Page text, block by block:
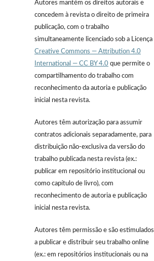
Autores mantém os direitos autorais e
concedem à revista o direito de primeira
publicação, com o trabalho
simultaneamente licenciado sob a Licença
Creative Commons — Attribution 4.0
International — CC BY 4.0 que permite o
compartilhamento do trabalho com
reconhecimento da autoria e publicação
inicial nesta revista.
Autores têm autorização para assumir
contratos adicionais separadamente, para
distribuição não-exclusiva da versão do
trabalho publicada nesta revista (ex.:
publicar em repositório institucional ou
como capítulo de livro), com
reconhecimento de autoria e publicação
inicial nesta revista.
Autores têm permissão e são estimulados
a publicar e distribuir seu trabalho online
(ex.: em repositórios institucionais ou na